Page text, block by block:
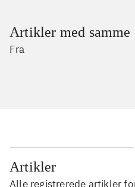
Artikler med samme
Fra
Artikler
Alle registrerede artikler